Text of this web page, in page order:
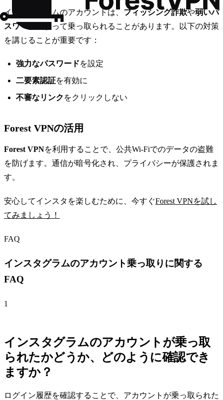
インスタグラムのアカウントは、 フィッシング詐欺や弱いパ
スワード
によって乗っ取られることがあります。以下の対策
を講じることが重要です：
強力なパスワードを設定
二要素認証を有効に
不審なリンク をクリックしない
Forest VPNの活用
Forest VPNを利用することで、公共Wi-Fiでのデータの盗難
を防げます。通信が暗号化され、プライバシーが保護されま
す。
安心してインスタを楽しむために、今すぐForest VPNを試し
てみましょう！
FAQ
インスタグラムのアカウント乗っ取りに関する
FAQ
1
インスタグラムのアカウントが乗っ取
られたかどうか、どのように確認でき
ますか？
ログイン履歴を確認することで、アカウントが乗っ取られた